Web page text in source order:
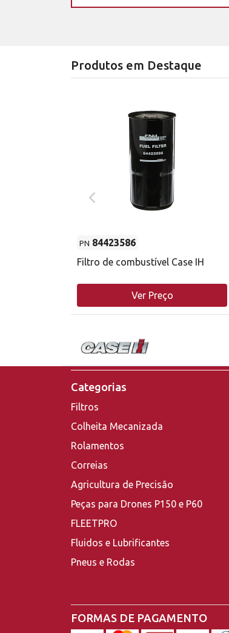
Produtos em Destaque
PN 84423586
Filtro de combustível Case IH
Ver Preço
Categorias
Filtros
Colheita Mecanizada
Rolamentos
Correias
Agricultura de Precisão
Peças para Drones P150 e P60
FLEETPRO
Fluidos e Lubrificantes
Pneus e Rodas
FORMAS DE PAGAMENTO